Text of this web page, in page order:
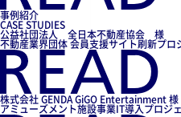
事例紹介
CASE STUDIES
公益社団法人 全日本不動産協会 様
不動産業界団体 会員支援サイト刷新プロ
株式会社 GENDA GiGO Entertainment 様
アミューズメント施設事業IT導入プロジ